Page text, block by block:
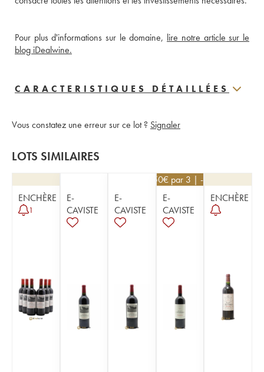
Pour plus d'informations sur le domaine, lire notre article sur le
blog iDealwine.
CARACTERISTIQUES DÉTAILLÉES
Vous constatez une erreur sur ce lot ? Signaler
LOTS SIMILAIRES
ENCHÈRE
1
E-
CAVISTE
E-
CAVISTE
67,50€ par 3 | -10%
E-
CAVISTE
ENCHÈRE